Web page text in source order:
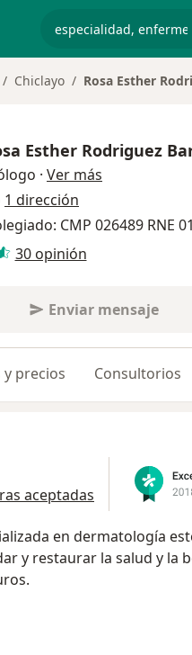
Chiclayo Rosa Esther
Esther Rodriguez
· Ver más
1 dirección
CMP 026489 RNE
30 opinión
Enviar mensaje
y precios Consultorios
aceptadas
en dermatología
y restaurar la salud y la